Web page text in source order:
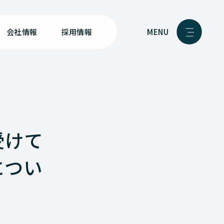
会社情報 採用情報 MENU
て
い